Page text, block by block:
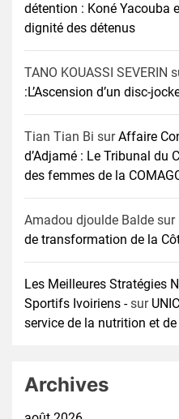
détention : Koné Yacouba
dignité des détenus
TANO KOUASSI SEVERIN
:L’Ascension d’un disc-
Tian Tian Bi surAffaire
d’Adjamé : Le Tribunal du
des femmes de la
Amadou djoulde Balde sur
de transformation de la
Les Meilleures Stratégies
Sportifs Ivoiriens -sur
service de la nutrition et
Archives